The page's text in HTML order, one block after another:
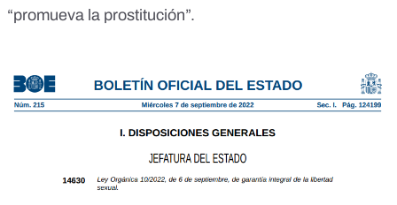
“promueva la prostitución”.